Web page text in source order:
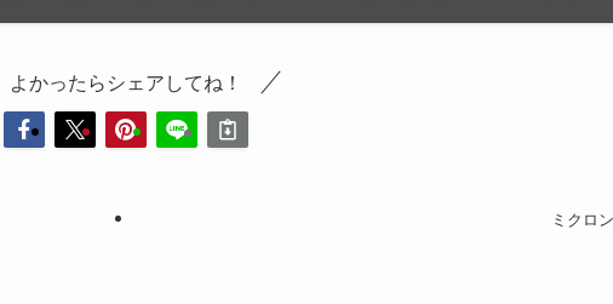
よかったらシェアしてね！
ミクロン